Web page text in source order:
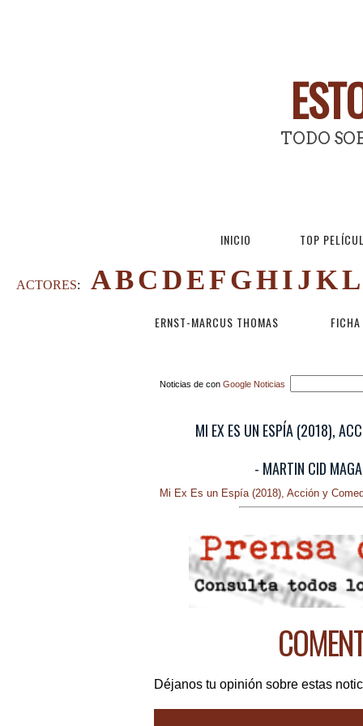
TODO
INICIO TOP
ACTORES: ABCDEFGHIJKL
ERNST-MARCUS THOMAS
Noticias de con Google Noticias
MI EX ES UN ESPÍA (2018),
- MARTIN CID
Mi Ex Es un Espía (2018), Acción y
Déjanos tu opinión sobre estas